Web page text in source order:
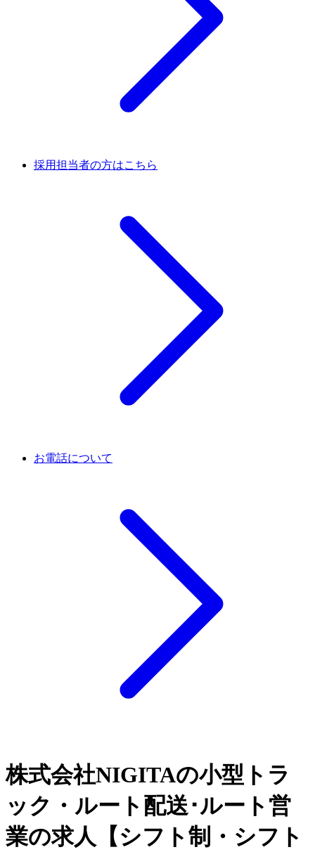
採用担当者の方はこちら
お電話について
株式会社NIGITAの小型トラ
ック・ルート配送･ルート営
業の求人【シフト制・シフト